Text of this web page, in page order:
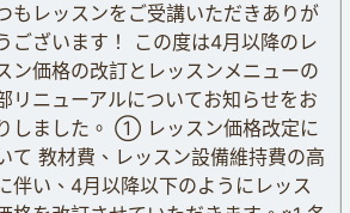
もレッスンをご受講いただきありが
ございます！ この度は4月以降のレ
ン価格の改訂とレッスンメニューの
リニューアルについてお知らせをお
しました。 ① レッスン価格改定に
て 教材費、レッスン設備維持費の高
伴い、4月以降以下のようにレッス